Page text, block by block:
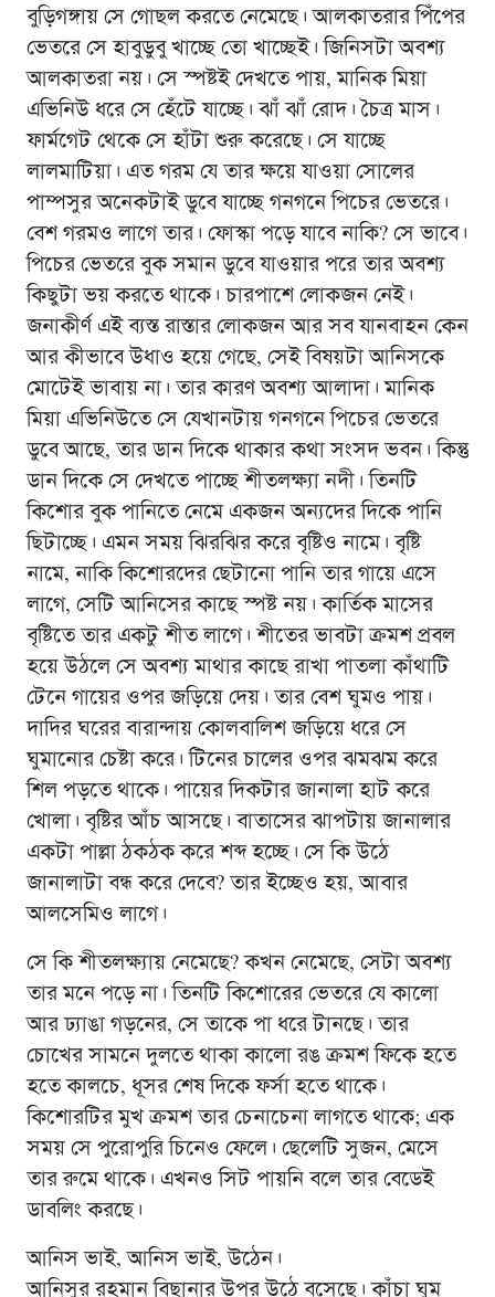
বুড়িগঙ্গায় সে গোছল করতে নেমেছে। আলকাতরার পিঁপের
ভেতরে সে হাবুডুবু খাচ্ছে তো খাচ্ছেই। জিনিসটা অবশ্য
আলকাতরা নয়। সে স্পষ্টই দেখতে পায়, মানিক মিয়া
এভিনিউ ধরে সে হেঁটে যাচ্ছে। ঝাঁ ঝাঁ রোদ। চৈত্র মাস।
ফার্মগেট থেকে সে হাঁটা শুরু করেছে। সে যাচ্ছে
লালমাটিয়া। এত গরম যে তার ক্ষয়ে যাওয়া সোলের
পাম্পসুর অনেকটাই ডুবে যাচ্ছে গনগনে পিচের ভেতরে।
বেশ গরমও লাগে তার। ফোস্কা পড়ে যাবে নাকি? সে ভাবে।
পিচের ভেতরে বুক সমান ডুবে যাওয়ার পরে তার অবশ্য
কিছুটা ভয় করতে থাকে। চারপাশে লোকজন নেই।
জনাকীর্ণ এই ব্যস্ত রাস্তার লোকজন আর সব যানবাহন কেন
আর কীভাবে উধাও হয়ে গেছে, সেই বিষয়টা আনিসকে
মোটেই ভাবায় না। তার কারণ অবশ্য আলাদা। মানিক
মিয়া এভিনিউতে সে যেখানটায় গনগনে পিচের ভেতরে
ডুবে আছে, তার ডান দিকে থাকার কথা সংসদ ভবন। কিন্তু
ডান দিকে সে দেখতে পাচ্ছে শীতলক্ষ্যা নদী। তিনটি
কিশোর বুক পানিতে নেমে একজন অন্যদের দিকে পানি
ছিটাচ্ছে। এমন সময় ঝিরঝির করে বৃষ্টিও নামে। বৃষ্টি
নামে, নাকি কিশোরদের ছেটানো পানি তার গায়ে এসে
লাগে, সেটি আনিসের কাছে স্পষ্ট নয়। কার্তিক মাসের
বৃষ্টিতে তার একটু শীত লাগে। শীতের ভাবটা ক্রমশ প্রবল
হয়ে উঠলে সে অবশ্য মাথার কাছে রাখা পাতলা কাঁথাটি
টেনে গায়ের ওপর জড়িয়ে দেয়। তার বেশ ঘুমও পায়।
দাদির ঘরের বারান্দায় কোলবালিশ জড়িয়ে ধরে সে
ঘুমানোর চেষ্টা করে। টিনের চালের ওপর ঝমঝম করে
শিল পড়তে থাকে। পায়ের দিকটার জানালা হাট করে
খোলা। বৃষ্টির আঁচ আসছে। বাতাসের ঝাপটায় জানালার
একটা পাল্লা ঠকঠক করে শব্দ হচ্ছে। সে কি উঠে
জানালাটা বন্ধ করে দেবে? তার ইচ্ছেও হয়, আবার
আলসেমিও লাগে।
সে কি শীতলক্ষ্যায় নেমেছে? কখন নেমেছে, সেটা অবশ্য
তার মনে পড়ে না। তিনটি কিশোরের ভেতরে যে কালো
আর ঢ্যাঙা গড়নের, সে তাকে পা ধরে টানছে। তার
চোখের সামনে দুলতে থাকা কালো রঙ ক্রমশ ফিকে হতে
হতে কালচে, ধূসর শেষ দিকে ফর্সা হতে থাকে।
কিশোরটির মুখ ক্রমশ তার চেনাচেনা লাগতে থাকে; এক
সময় সে পুরোপুরি চিনেও ফেলে। ছেলেটি সুজন, মেসে
তার রুমে থাকে। এখনও সিট পায়নি বলে তার বেডেই
ডাবলিং করছে।
আনিস ভাই, আনিস ভাই, উঠেন।
আনিসুর রহমান বিছানার উপর উঠে বসেছে। কাঁচা ঘুম